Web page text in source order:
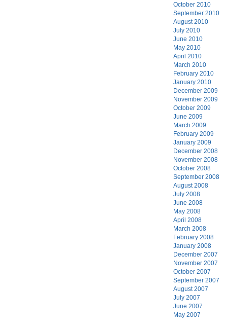
October 2010
September 2010
August 2010
July 2010
June 2010
May 2010
April 2010
March 2010
February 2010
January 2010
December 2009
November 2009
October 2009
June 2009
March 2009
February 2009
January 2009
December 2008
November 2008
October 2008
September 2008
August 2008
July 2008
June 2008
May 2008
April 2008
March 2008
February 2008
January 2008
December 2007
November 2007
October 2007
September 2007
August 2007
July 2007
June 2007
May 2007